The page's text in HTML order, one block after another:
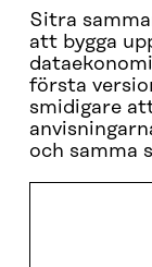
Sitra
att bygga
första
smidigare
och samma